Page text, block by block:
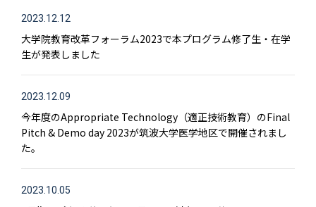
2023.12.12
大学院教育改革フォーラム2023で本プログラム修了生・在学
生が発表しました
2023.12.09
今年度のAppropriate Technology（適正技術教育）のFinal
Pitch & Demo day 2023が筑波大学医学地区で開催されまし
た。
2023.10.05